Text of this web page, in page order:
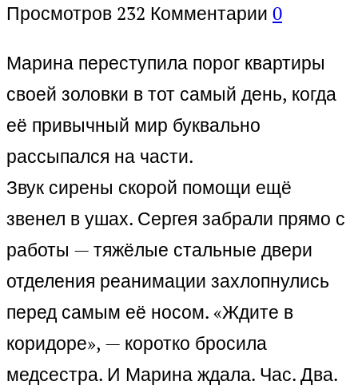
Просмотров 232 Комментарии 0
Марина переступила порог квартиры
своей золовки в тот самый день, когда
её привычный мир буквально
рассыпался на части.
Звук сирены скорой помощи ещё
звенел в ушах. Сергея забрали прямо с
работы — тяжёлые стальные двери
отделения реанимации захлопнулись
перед самым её носом. «Ждите в
коридоре», — коротко бросила
медсестра. И Марина ждала. Час. Два.